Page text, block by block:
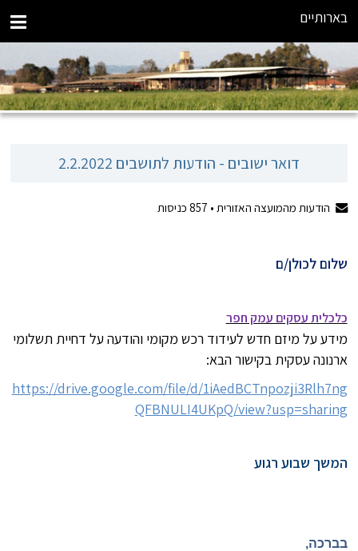
בארותיים
דואר ישובים - הודעות לתושבים 2.2.2022
הודעות מהמועצה האזורית • 857כניסות
שלום לכולן/ם
כלכלית עסקים עמק חפר
מידע על מיזם חדש לעידוד רכש מקומי והודעה על דחיית תשלומי
ארנונה עסקית בקישור הבא:
https://drive.google.com/file/d/1iAedBCTnpozji3Rlh7ng
QFBNULI4UKpQ/view?usp=sharing
המשך שבוע רגוע
בברכה,